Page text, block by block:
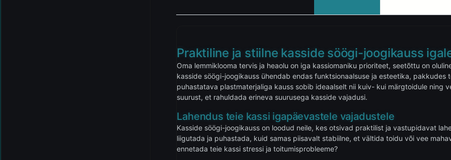
Praktiline ja stiilne kasside söögi-joogikauss
Oma lemmiklooma tervis ja heaolu on iga kassiomaniku prioriteet, seetõttu on
kasside söögi-joogikauss ühendab endas funktsionaalsuse ja esteetika,
puhastatava plastmaterjaliga kauss sobib ideaalselt nii kuiv- kui märgtoidule ning
suurust, et rahuldada erineva suurusega kasside vajadusi.
Lahendus teie kassi igapäevastele vajadustele
Kasside söögi-joogikauss on loodud neile, kes otsivad praktilist ja vastupidavat
liigutada ja puhastada, kuid samas piisavalt stabiilne, et vältida toidu või vee
ennetada teie kassi stressi ja toitumisprobleeme?